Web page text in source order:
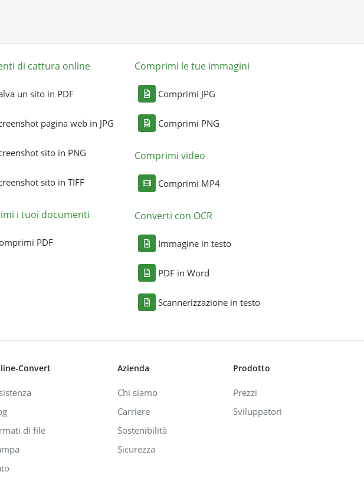
di cattura online
un sito in PDF
pagina web in JPG
sito in PNG
sito in TIFF
i tuoi documenti
PDF
Comprimi le tue immagini
Comprimi JPG
Comprimi PNG
Comprimi video
Comprimi MP4
Converti con OCR
Immagine in testo
PDF in Word
Scannerizzazione in testo
Convert
di file
Azienda
Chi siamo
Carriere
Sostenibilità
Sicurezza
Prodotto
Prezzi
Sviluppatori